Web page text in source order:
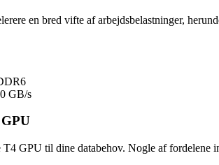
en bred vifte af arbejdsbelastninger,
GB/s
GPU til dine databehov. Nogle af fordelene